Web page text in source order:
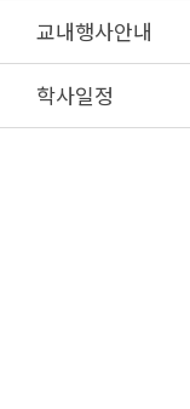
교내행사안내
학사일정